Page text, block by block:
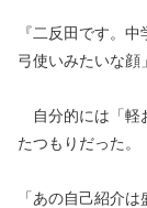
『二反田です。
弓使いみたいな顔
自分的には「軽
たつもりだった。
「あの自己紹介